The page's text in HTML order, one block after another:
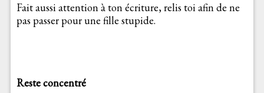
Fait aussi attention à ton écriture, relis toi afin de ne
pas passer pour une fille stupide.
Reste concentré